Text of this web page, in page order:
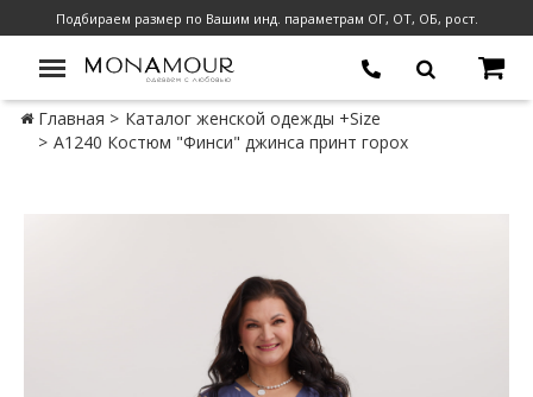
Подбираем размер по Вашим инд. параметрам ОГ, ОТ, ОБ, рост.
Главная
Каталог женской одежды +Size
А1240 Костюм "Финси" джинса принт горох